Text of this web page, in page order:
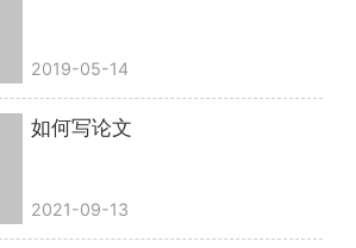
2019-05-14
如何写论文
2021-09-13